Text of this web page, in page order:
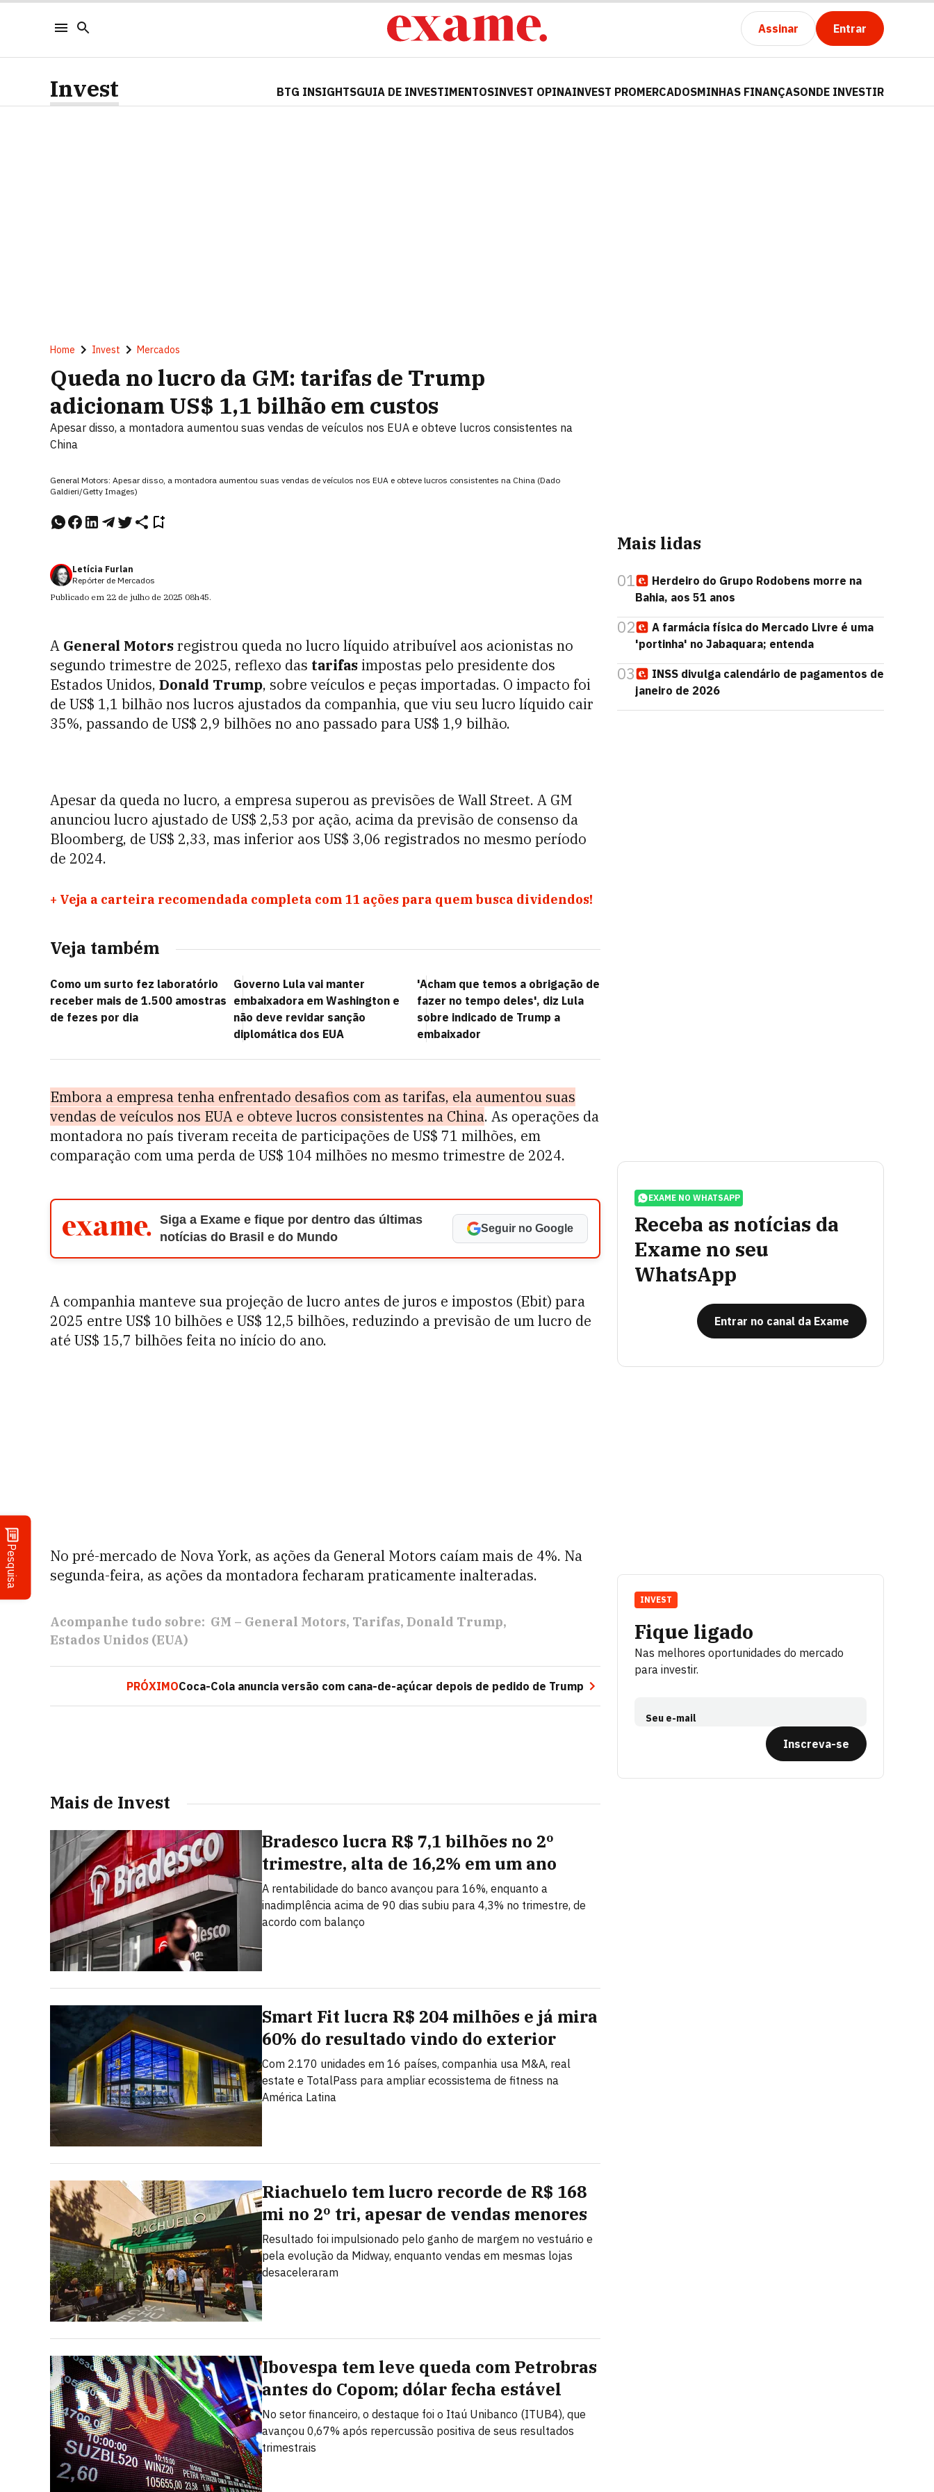
Assinar Entrar
Pesquisa
Invest BTG INSIGHTSGUIA DE INVESTIMENTOSINVEST OPINAINVEST PROMERCADOSMINHAS FINANÇASONDE INVESTIR
Home Invest Mercados
Queda no lucro da GM: tarifas de Trump
adicionam US$ 1,1 bilhão em custos
Apesar disso, a montadora aumentou suas vendas de veículos nos EUA e obteve lucros consistentes na
China
General Motors: Apesar disso, a montadora aumentou suas vendas de veículos nos EUA e obteve lucros consistentes na China (Dado
Galdieri/Getty Images)
Letícia Furlan
Repórter de Mercados
Publicado em 22 de julho de 2025 08h45.
A General Motorsregistrou queda no lucro líquido atribuível aos acionistas no
segundo trimestre de 2025, reflexo das tarifasimpostas pelo presidente dos
Estados Unidos, Donald Trump, sobre veículos e peças importadas. O impacto foi
de US$ 1,1 bilhão nos lucros ajustados da companhia, que viu seu lucro líquido cair
35%, passando de US$ 2,9 bilhões no ano passado para US$ 1,9 bilhão.
Apesar da queda no lucro, a empresa superou as previsões de Wall Street. A GM
anunciou lucro ajustado de US$ 2,53 por ação, acima da previsão de consenso da
Bloomberg, de US$ 2,33, mas inferior aos US$ 3,06 registrados no mesmo período
de 2024.
+ Veja a carteira recomendada completa com 11 ações para quem busca dividendos!
Veja também
Como um surto fez laboratório
receber mais de 1.500 amostras
de fezes por dia
Governo Lula vai manter
embaixadora em Washington e
não deve revidar sanção
diplomática dos EUA
'Acham que temos a obrigação de
fazer no tempo deles', diz Lula
sobre indicado de Trump a
embaixador
Embora a empresa tenha enfrentado desafios com as tarifas, ela aumentou suas
vendas de veículos nos EUA e obteve lucros consistentes na China. As operações da
montadora no país tiveram receita de participações de US$ 71 milhões, em
comparação com uma perda de US$ 104 milhões no mesmo trimestre de 2024.
Siga a Exame e fique por dentro das últimas
notícias do Brasil e do Mundo
Seguir no Google
A companhia manteve sua projeção de lucro antes de juros e impostos (Ebit) para
2025 entre US$ 10 bilhões e US$ 12,5 bilhões, reduzindo a previsão de um lucro de
até US$ 15,7 bilhões feita no início do ano.
No pré-mercado de Nova York, as ações da General Motors caíam mais de 4%. Na
segunda-feira, as ações da montadora fecharam praticamente inalteradas.
Acompanhe tudo sobre: GM – General Motors Tarifas Donald Trump
Estados Unidos (EUA)
PRÓXIMOCoca-Cola anuncia versão com cana-de-açúcar depois de pedido de Trump
Mais de Invest
Bradesco lucra R$ 7,1 bilhões no 2º
trimestre, alta de 16,2% em um ano
A rentabilidade do banco avançou para 16%, enquanto a
inadimplência acima de 90 dias subiu para 4,3% no trimestre, de
acordo com balanço
Smart Fit lucra R$ 204 milhões e já mira
60% do resultado vindo do exterior
Com 2.170 unidades em 16 países, companhia usa M&A, real
estate e TotalPass para ampliar ecossistema de fitness na
América Latina
Riachuelo tem lucro recorde de R$ 168
mi no 2º tri, apesar de vendas menores
Resultado foi impulsionado pelo ganho de margem no vestuário e
pela evolução da Midway, enquanto vendas em mesmas lojas
desaceleraram
Ibovespa tem leve queda com Petrobras
antes do Copom; dólar fecha estável
No setor financeiro, o destaque foi o Itaú Unibanco (ITUB4), que
avançou 0,67% após repercussão positiva de seus resultados
trimestrais
Mais lidas
01
Herdeiro do Grupo Rodobens morre na
Bahia, aos 51 anos
02
A farmácia física do Mercado Livre é uma
'portinha' no Jabaquara; entenda
03
INSS divulga calendário de pagamentos de
janeiro de 2026
EXAME NO WHATSAPP
Receba as notícias da
Exame no seu
WhatsApp
Entrar no canal da Exame
Fique ligado
Nas melhores oportunidades do mercado
para investir.
Seu e-mail
Inscreva-se
INVEST